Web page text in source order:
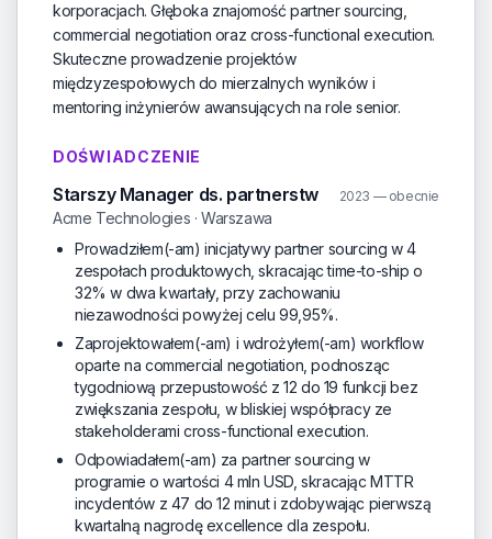
korporacjach. Głęboka znajomość partner sourcing,
commercial negotiation oraz cross-functional execution.
Skuteczne prowadzenie projektów
międzyzespołowych do mierzalnych wyników i
mentoring inżynierów awansujących na role senior.
DOŚWIADCZENIE
Starszy Manager ds. partnerstw 2023 — obecnie
Acme Technologies · Warszawa
Prowadziłem(-am) inicjatywy partner sourcing w 4
zespołach produktowych, skracając time-to-ship o
32% w dwa kwartały, przy zachowaniu
niezawodności powyżej celu 99,95%.
Zaprojektowałem(-am) i wdrożyłem(-am) workflow
oparte na commercial negotiation, podnosząc
tygodniową przepustowość z 12 do 19 funkcji bez
zwiększania zespołu, w bliskiej współpracy ze
stakeholderami cross-functional execution.
Odpowiadałem(-am) za partner sourcing w
programie o wartości 4 mln USD, skracając MTTR
incydentów z 47 do 12 minut i zdobywając pierwszą
kwartalną nagrodę excellence dla zespołu.